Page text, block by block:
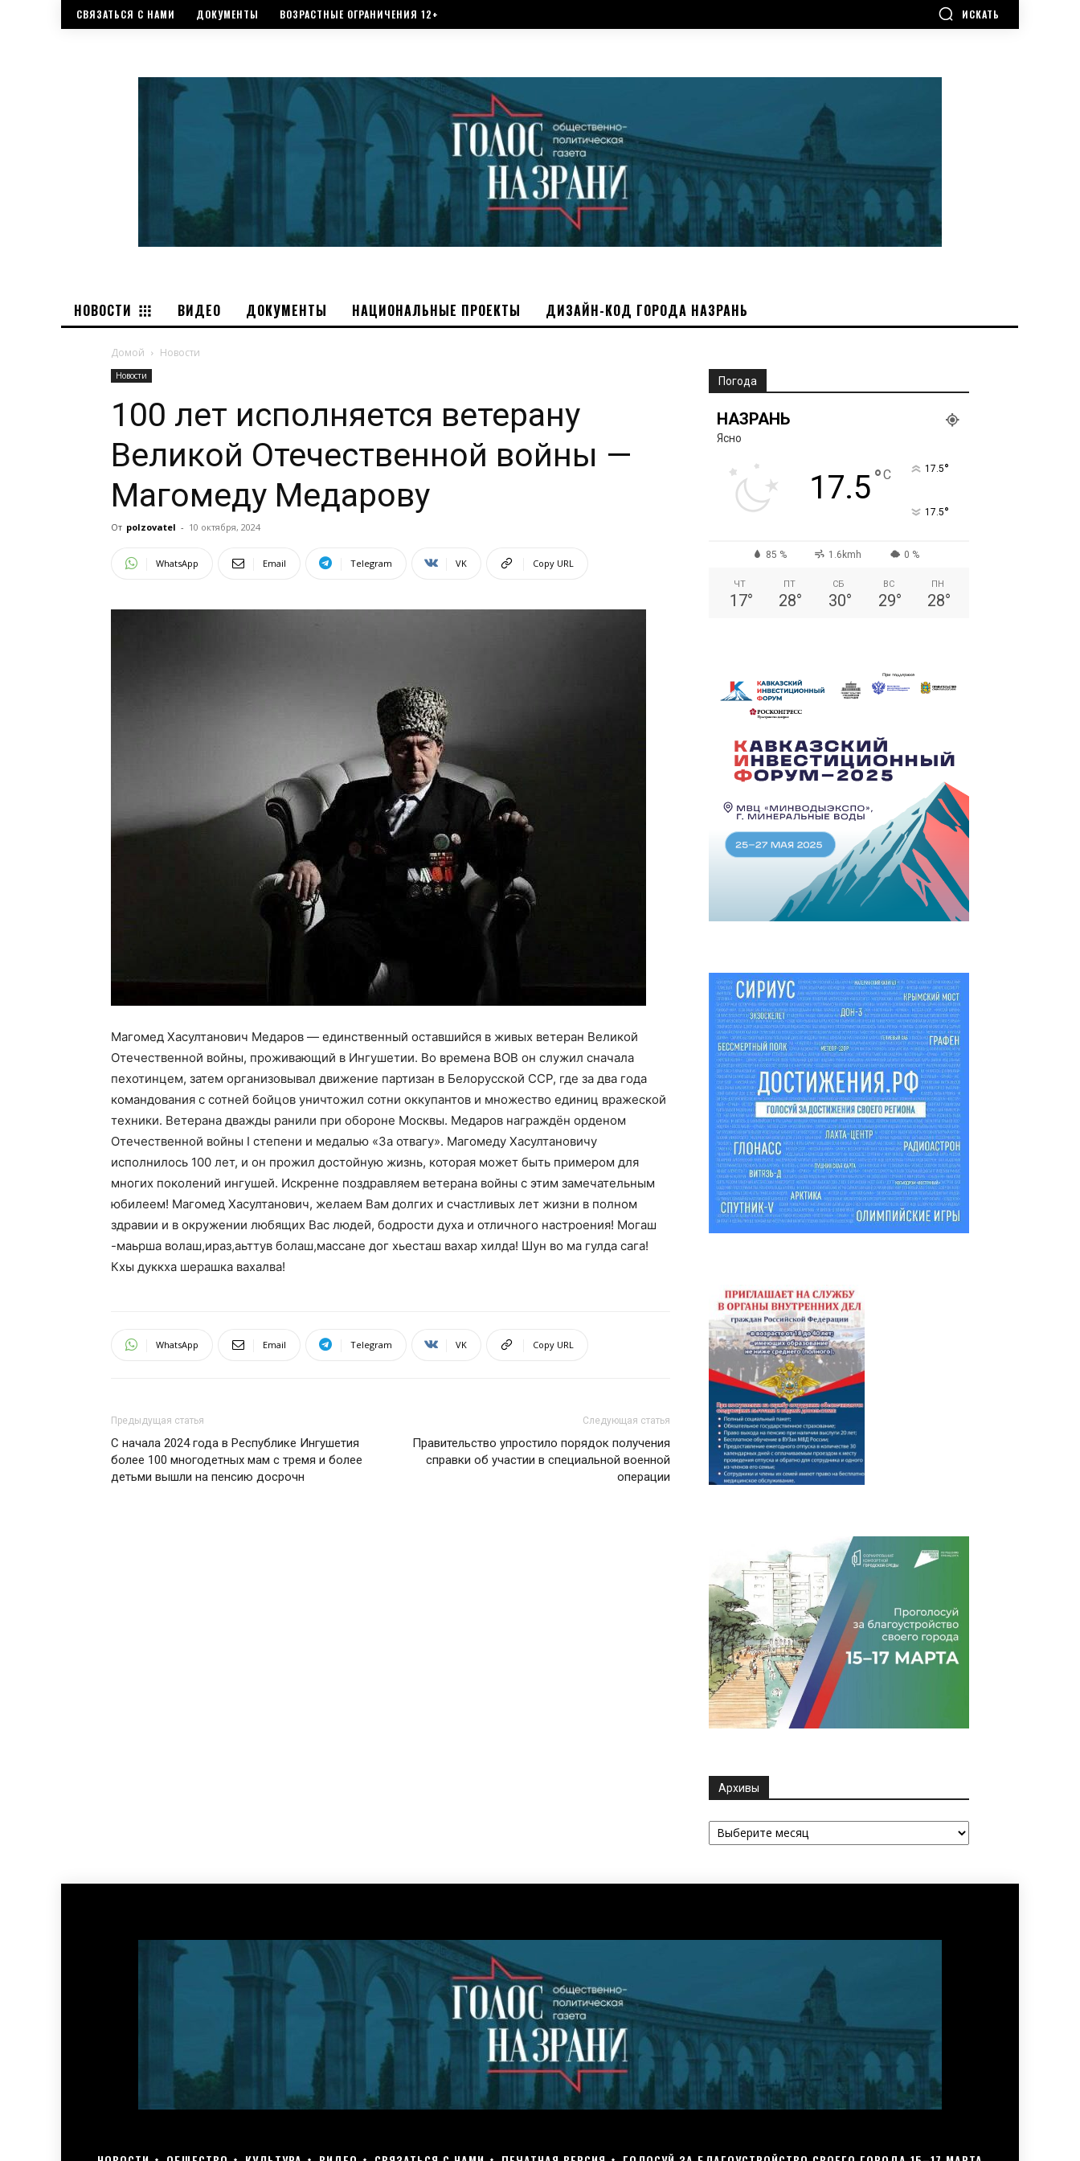
СВЯЗАТЬСЯ С НАМИ ДОКУМЕНТЫ ВОЗРАСТНЫЕ ОГРАНИЧЕНИЯ 12+ ИСКАТЬ
НОВОСТИ ВИДЕО ДОКУМЕНТЫ НАЦИОНАЛЬНЫЕ ПРОЕКТЫ ДИЗАЙН-КОД ГОРОДА НАЗРАНЬ
Домой Новости
Новости
100 лет исполняется ветерану
Великой Отечественной войны —
Магомеду Медарову
От polzovatel - 10 октября, 2024
WhatsApp Email Telegram VK Copy URL
Магомед Хасултанович Медаров — единственный оставшийся в живых ветеран Великой
Отечественной войны, проживающий в Ингушетии. Во времена ВОВ он служил сначала
пехотинцем, затем организовывал движение партизан в Белорусской ССР, где за два года
командования с сотней бойцов уничтожил сотни оккупантов и множество единиц вражеской
техники. Ветерана дважды ранили при обороне Москвы. Медаров награждён орденом
Отечественной войны I степени и медалью «За отвагу». Магомеду Хасултановичу
исполнилось 100 лет, и он прожил достойную жизнь, которая может быть примером для
многих поколений ингушей. Искренне поздравляем ветерана войны с этим замечательным
юбилеем! Магомед Хасултанович, желаем Вам долгих и счастливых лет жизни в полном
здравии и в окружении любящих Вас людей, бодрости духа и отличного настроения! Могаш
-маьрша волаш,ираз,аьттув болаш,массане дог хьесташ вахар хилда! Шун во ма гулда сага!
Кхы дуккха шерашка вахалва!
WhatsApp Email Telegram VK Copy URL
Предыдущая статья
С начала 2024 года в Республике Ингушетия
более 100 многодетных мам с тремя и более
детьми вышли на пенсию досрочн
Следующая статья
Правительство упростило порядок получения
справки об участии в специальной военной
операции
Погода
НАЗРАНЬ
Ясно
17.5°C 17.5°
17.5°
85 % 1.6kmh 0 %
ЧТ
17°
ПТ
28°
СБ
30°
ВС
29°
ПН
28°
Архивы
Архивы